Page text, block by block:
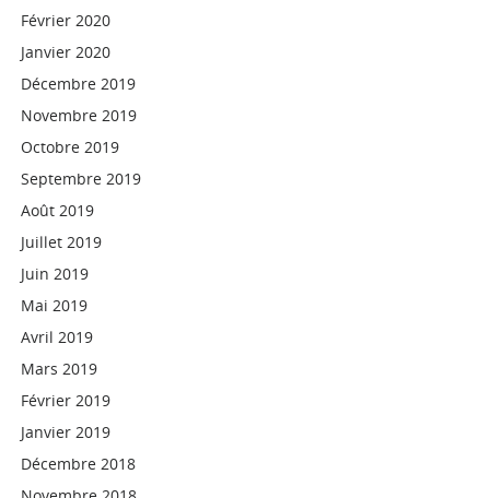
Février 2020
Janvier 2020
Décembre 2019
Novembre 2019
Octobre 2019
Septembre 2019
Août 2019
Juillet 2019
Juin 2019
Mai 2019
Avril 2019
Mars 2019
Février 2019
Janvier 2019
Décembre 2018